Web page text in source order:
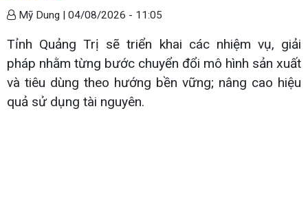
Mỹ Dung | 04/08/2026 - 11:05
Tỉnh Quảng Trị sẽ triển khai các nhiệm vụ, giải
pháp nhằm từng bước chuyển đổi mô hình sản xuất
và tiêu dùng theo hướng bền vững; nâng cao hiệu
quả sử dụng tài nguyên.